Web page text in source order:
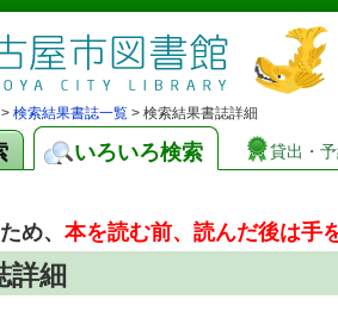
> 検索結果書誌一覧 > 検索結果書誌詳細
いろいろ検索 貸出・
め、本を読む前、読んだ後は手
詳細